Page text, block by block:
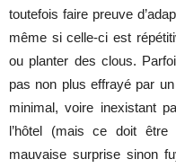
toutefois faire preuve
même si celle-ci est
ou planter des clous.
pas non plus effrayé par
minimal, voire inexistant
l’hôtel (mais ce doit
mauvaise surprise sinon